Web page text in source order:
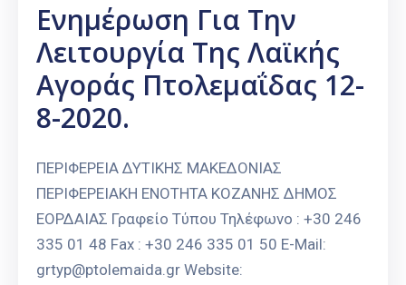
Ενημέρωση Για Την
Λειτουργία Της Λαϊκής
Αγοράς Πτολεμαΐδας 12-
8-2020.
ΠΕΡΙΦΕΡΕΙΑ ΔΥΤΙΚΗΣ ΜΑΚΕΔΟΝΙΑΣ
ΠΕΡΙΦΕΡΕΙΑΚΗ ΕΝΟΤΗΤΑ ΚΟΖΑΝΗΣ ΔΗΜΟΣ
ΕΟΡΔΑΙΑΣ Γραφείο Τύπου Τηλέφωνο : +30 246
335 01 48 Fax : +30 246 335 01 50 E-Mail:
grtyp@ptolemaida.gr Website: